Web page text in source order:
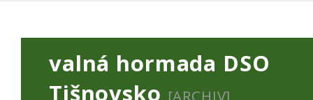
valná hormada DSO
Tišnovsko [ARCHIV]